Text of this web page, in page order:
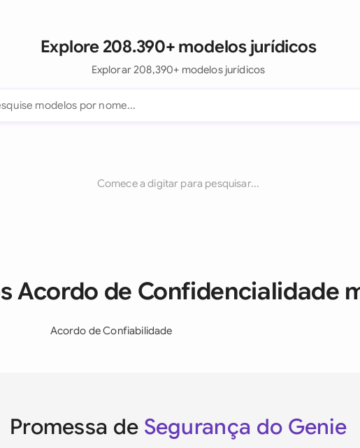
Explore 208.390+ modelos jurídicos
Explorar 208,390+ modelos jurídicos
Comece a digitar para pesquisar...
Acordo de Confidencialidade
Acordo de Confiabilidade
Promessa de Segurança do Genie